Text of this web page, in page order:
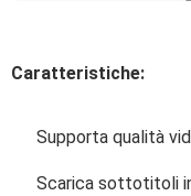
Caratteristiche:
Supporta qualità
Scarica sottotitoli